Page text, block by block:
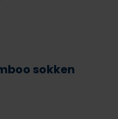
sokken